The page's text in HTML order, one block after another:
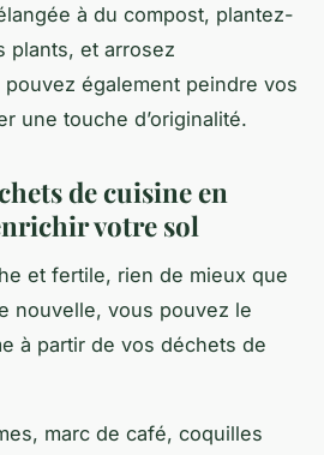
à du compost, plantez-
plants, et arrosez
également peindre vos
une touche d’originalité.
de cuisine en
votre sol
et fertile, rien de mieux que
nouvelle, vous pouvez le
à partir de vos déchets de
marc de café, coquilles